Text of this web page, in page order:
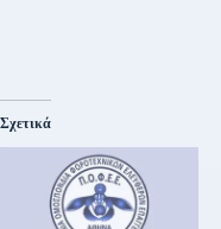
Σχετικά